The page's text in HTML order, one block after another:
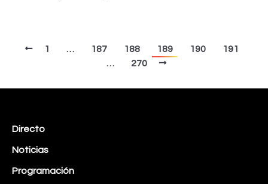
1 … 187 188 189 190
191
…
270
Directo
Noticias
Programación